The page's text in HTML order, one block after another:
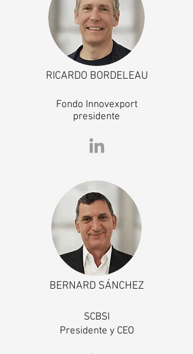
RICARDO BORDELEAU
Fondo Innovexport
presidente
BERNARD SÁNCHEZ
SCBSI
Presidente y CEO